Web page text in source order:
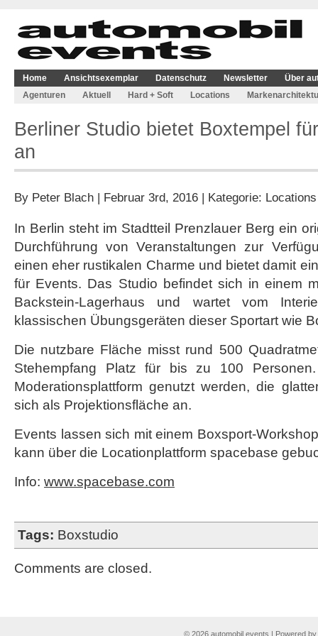
Home Ansichtsexemplar Datenschutz Newsletter
Über
Agenturen
Aktuell Hard + Soft Locations
Berliner Studio bietet Boxtempel
an
By Peter Blach | Februar 3rd, 2016 | Kategorie: Locations
In Berlin steht im Stadtteil Prenzlauer Berg ein
Durchführung von Veranstaltungen zur
einen eher rustikalen Charme und bietet damit
für Events. Das Studio befindet sich in einem
Backstein-Lagerhaus und wartet vom
klassischen Übungsgeräten dieser Sportart wie
Die nutzbare Fläche misst rund 500
Stehempfang Platz für bis zu 100
Moderationsplattform genutzt werden, die
sich als Projektionsfläche an.
Events lassen sich mit einem Boxsport-
kann über die Locationplattform spacebase
Info: www.spacebase.com
Tags: Boxstudio
Comments are closed.
© 2026 automobil events | Powered by